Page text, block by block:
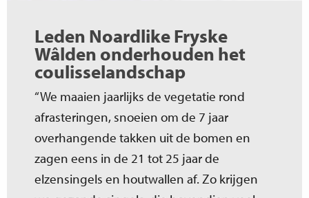
Leden Noardlike Fryske
Wâlden onderhouden het
coulisselandschap
“We maaien jaarlijks de vegetatie rond
afrasteringen, snoeien om de 7 jaar
overhangende takken uit de bomen en
zagen eens in de 21 tot 25 jaar de
elzensingels en houtwallen af. Zo krijgen